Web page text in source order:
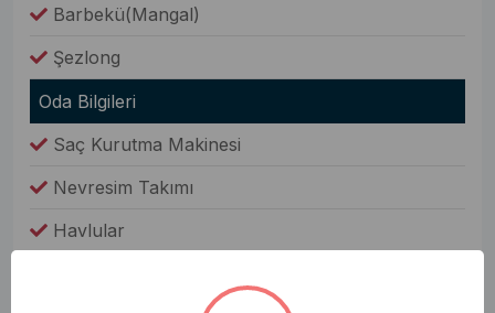
Barbekü(Mangal)
Şezlong
Oda Bilgileri
Saç Kurutma Makinesi
Nevresim Takımı
Havlular